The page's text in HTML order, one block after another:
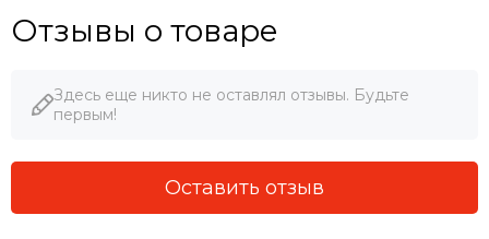
Отзывы о товаре
Здесь еще никто не оставлял отзывы. Будьте
первым!
Оставить отзыв